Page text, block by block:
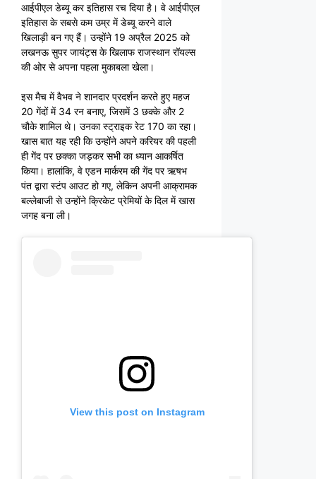
आईपीएल डेब्यू कर इतिहास रच दिया है। वे आईपीएल
इतिहास के सबसे कम उम्र में डेब्यू करने वाले
खिलाड़ी बन गए हैं। उन्होंने 19 अप्रैल 2025 को
लखनऊ सुपर जायंट्स के खिलाफ राजस्थान रॉयल्स
की ओर से अपना पहला मुकाबला खेला।
इस मैच में वैभव ने शानदार प्रदर्शन करते हुए महज
20 गेंदों में 34 रन बनाए, जिसमें 3 छक्के और 2
चौके शामिल थे। उनका स्ट्राइक रेट 170 का रहा।
खास बात यह रही कि उन्होंने अपने करियर की पहली
ही गेंद पर छक्का जड़कर सभी का ध्यान आकर्षित
किया। हालांकि, वे एडन मार्करम की गेंद पर ऋषभ
पंत द्वारा स्टंप आउट हो गए, लेकिन अपनी आक्रामक
बल्लेबाजी से उन्होंने क्रिकेट प्रेमियों के दिल में खास
जगह बना ली।
View this post on Instagram